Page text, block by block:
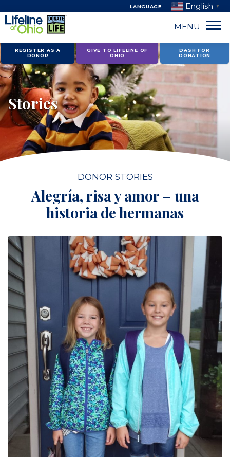
Skip
to
content
LANGUAGE: English ▼
MENU
REGISTER AS A
DONOR
GIVE TO LIFELINE OF
OHIO
DASH FOR
DONATION
Stories
DONOR STORIES
Alegría, risa y amor – una
historia de hermanas